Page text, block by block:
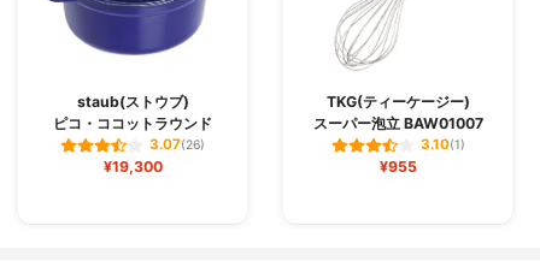
staub(ストウブ)
ピコ・ココットラウンド
3.07(26)
¥19,300
TKG(ティーケージー)
スーパー泡立 BAW01007
3.10(1)
¥955